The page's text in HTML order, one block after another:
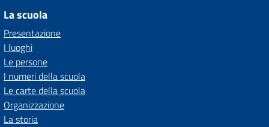
La scuola
Presentazione
I luoghi
Le persone
I numeri della scuola
Le carte della scuola
Organizzazione
La storia